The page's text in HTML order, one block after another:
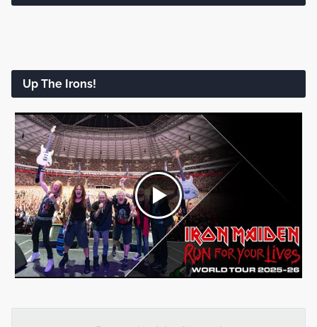
Up The Irons!